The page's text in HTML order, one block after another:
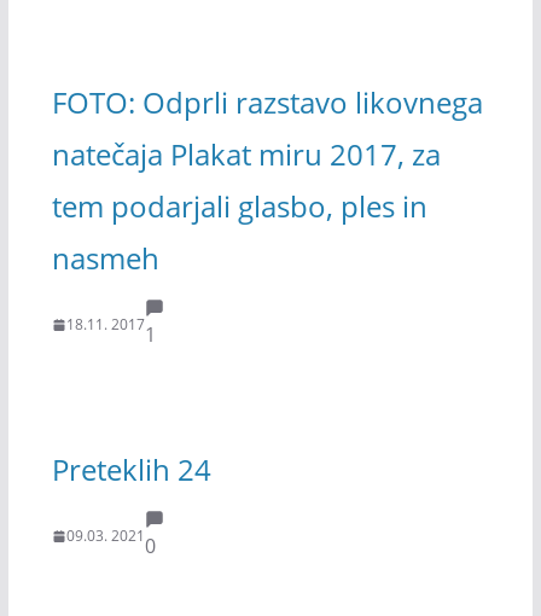
FOTO: Odprli razstavo likovnega
natečaja Plakat miru 2017, za
tem podarjali glasbo, ples in
nasmeh
18.11. 20171
Preteklih 24
09.03. 20210